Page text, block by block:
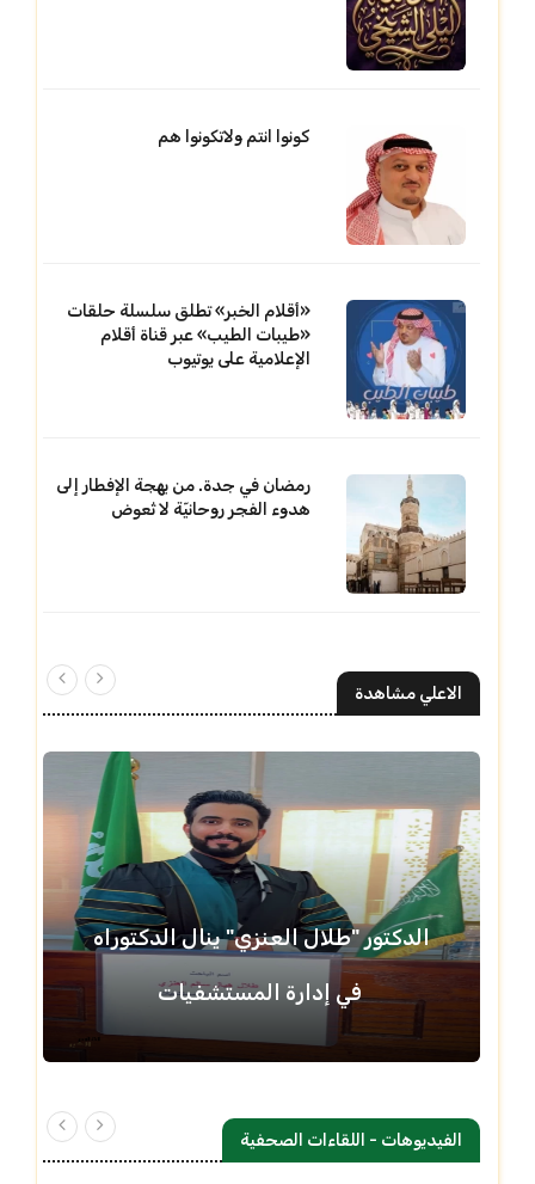
كونوا انتم ولاتكونوا هم
«أقلام الخبر» تطلق سلسلة حلقات
«طيبات الطيب» عبر قناة أقلام
الإعلامية على يوتيوب
رمضان في جدة. من بهجة الإفطار إلى
هدوء الفجر روحانيّة لا تُعوض
الاعلي مشاهدة
الدكتور "طلال العنزي" ينال الدكتوراه
في إدارة المستشفيات
الفيديوهات - اللقاءات الصحفية